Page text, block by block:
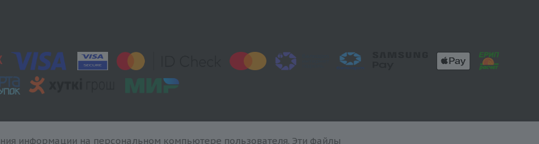
информации на персональном компьютере пользователя. Эти файлы